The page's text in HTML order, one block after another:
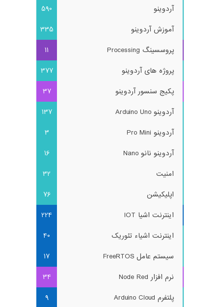
آردوینو
590
آموزش آردوینو
335
پروسسینگ Processing
11
پروژه های آردوینو
377
پکیج سنسور آردوینو
37
آردوینو Arduino Uno
137
آردوینو Pro Mini
3
آردوینو نانو Nano
16
امنیت
32
اپلیکیشن
76
اینترنت اشیا IOT
224
اینترنت اشیاء تئوریک
40
سیستم عامل FreeRTOS
17
نرم افزار Node Red
34
پلتفرم Arduino Cloud
9